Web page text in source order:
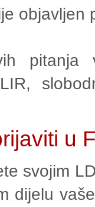
objavljen
u
svojim
dijelu